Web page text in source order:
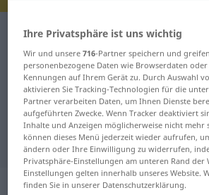
Deutsch-Chinesisch Wörterbuch
Deutsch-Chinesisch
für "hochnehmen"
"hochnehmen"
Übersetzung
„hochnehmen“:
Ihre Privatsphäre ist uns wichtig
Wir und unsere716-Partner speichern und
personenbezogene Daten wie Browserdaten
Kennungen auf Ihrem Gerät zu. Durch Auswahl
aktivieren Sie Tracking-Technologien für die
Partner verarbeiten Daten, um Ihnen Dienste
aufgeführten Zwecke. Wenn Tracker deaktiviert
Inhalte und Anzeigen möglicherweise nicht mehr
können dieses Menü jederzeit wieder aufrufen,
ändern oder Ihre Einwilligung zu widerrufen,
Privatsphäre-Einstellungen am unteren Rand der
Einstellungen gelten innerhalb unseres Website.
finden Sie in unserer Datenschutzerklärung.